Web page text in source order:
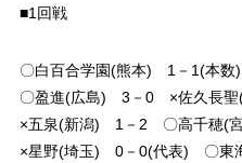
■1回戦
〇白百合学園(熊本) 1－1(本
〇盈進(広島) 3－0 ×佐久長聖
×五泉(新潟) 1－2 〇高千穂(
×星野(埼玉) 0－0(代表) 〇東